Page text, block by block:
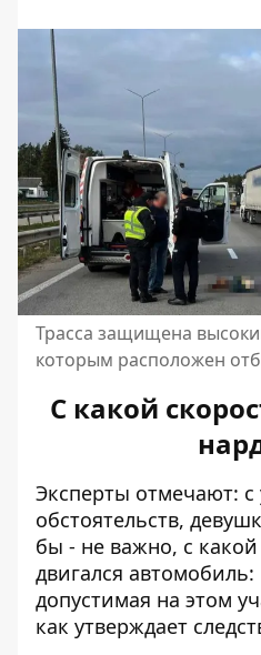
Трасса защищена
которым расположен
С какой
Эксперты отмечают: с
обстоятельств,
бы - не важно, с
двигался
допустимая на этом
как утверждает